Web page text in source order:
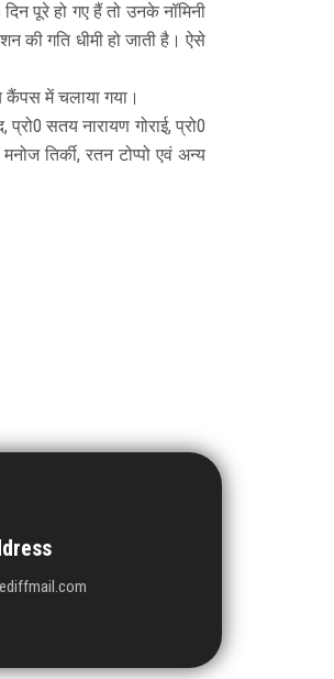
पूरे हो गए हैं तो उनके नॉमिनी
की गति धीमी हो जाती है। ऐसे
कैंपस में चलाया गया।
सतय नारायण गोराई, प्रो0
तिर्की, रतन टोप्पो एवं अन्य